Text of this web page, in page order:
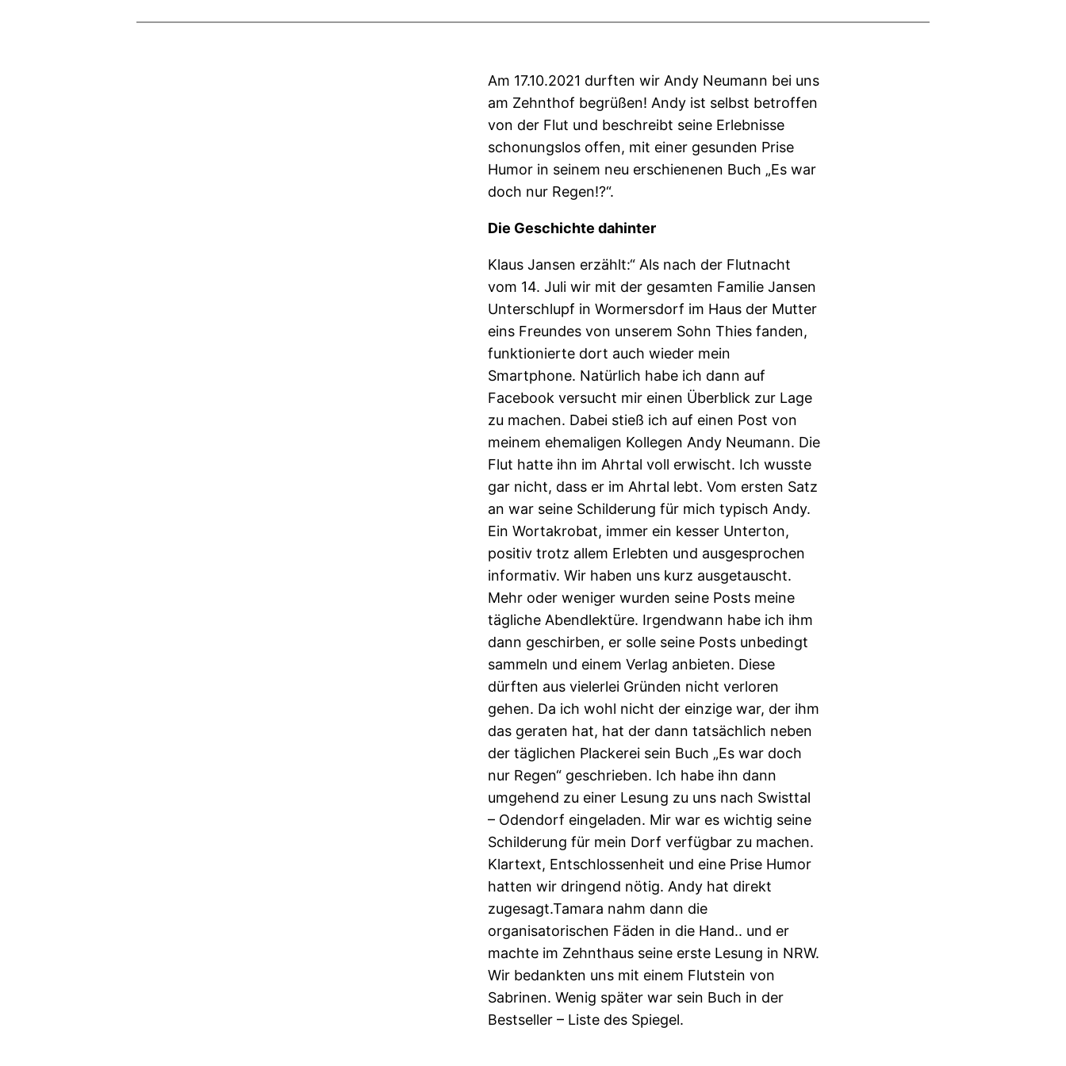
Am 17.10.2021 durften wir Andy Neumann bei uns
am Zehnthof begrüßen! Andy ist selbst betroffen
von der Flut und beschreibt seine Erlebnisse
schonungslos offen, mit einer gesunden Prise
Humor in seinem neu erschienenen Buch „Es war
doch nur Regen!?“.
Die Geschichte dahinter
Klaus Jansen erzählt:“ Als nach der Flutnacht
vom 14. Juli wir mit der gesamten Familie Jansen
Unterschlupf in Wormersdorf im Haus der Mutter
eins Freundes von unserem Sohn Thies fanden,
funktionierte dort auch wieder mein
Smartphone. Natürlich habe ich dann auf
Facebook versucht mir einen Überblick zur Lage
zu machen. Dabei stieß ich auf einen Post von
meinem ehemaligen Kollegen Andy Neumann. Die
Flut hatte ihn im Ahrtal voll erwischt. Ich wusste
gar nicht, dass er im Ahrtal lebt. Vom ersten Satz
an war seine Schilderung für mich typisch Andy.
Ein Wortakrobat, immer ein kesser Unterton,
positiv trotz allem Erlebten und ausgesprochen
informativ. Wir haben uns kurz ausgetauscht.
Mehr oder weniger wurden seine Posts meine
tägliche Abendlektüre. Irgendwann habe ich ihm
dann geschirben, er solle seine Posts unbedingt
sammeln und einem Verlag anbieten. Diese
dürften aus vielerlei Gründen nicht verloren
gehen. Da ich wohl nicht der einzige war, der ihm
das geraten hat, hat der dann tatsächlich neben
der täglichen Plackerei sein Buch „Es war doch
nur Regen“ geschrieben. Ich habe ihn dann
umgehend zu einer Lesung zu uns nach Swisttal
– Odendorf eingeladen. Mir war es wichtig seine
Schilderung für mein Dorf verfügbar zu machen.
Klartext, Entschlossenheit und eine Prise Humor
hatten wir dringend nötig. Andy hat direkt
zugesagt.Tamara nahm dann die
organisatorischen Fäden in die Hand.. und er
machte im Zehnthaus seine erste Lesung in NRW.
Wir bedankten uns mit einem Flutstein von
Sabrinen. Wenig später war sein Buch in der
Bestseller – Liste des Spiegel.